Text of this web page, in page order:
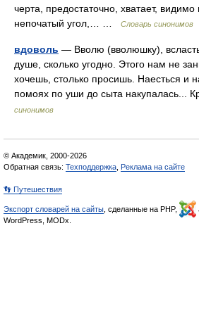
черта, предостаточно, хватает,
непочатый угол,… …
Словарь синонимов
вдоволь — Вволю (вволюшку),
душе, сколько угодно. Этого нам не
хочешь, столько просишь. Наесться и
помоях по уши до сыта накупалась...
синонимов
© Академик, 2000-2026
Обратная связь: Техподдержка Реклама на сайте
👣 Путешествия
Экспорт словарей на сайты , сделанные на PHP,
WordPress, MODx.